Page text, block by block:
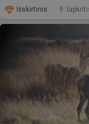
Išskirtinis 9.